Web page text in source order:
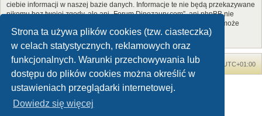
Strona ta używa plików cookies (tzw. ciasteczka)
w celach statystycznych, reklamowych oraz
funkcjonalnych. Warunki przechowywania lub
dostępu do plików cookies można określić w
ustawieniach przeglądarki internetowej.
Dowiedz się więcej
ciebie informacji w naszej bazie danych. Informacje te nie będą przekazywane
nikomu bez twojej zgody, ale ani „Forum Dinozaury.com”, ani phpBB nie
ponosi odpowiedzialności za włamania do witryny, podczas których może
dojść do kradzieży danych.
Forum Dinozaury.com Strona główna Strefa czasowa UTC+01:00
Dinozaury.com© 2006-2020
Polski pakiet językowy dostarcza